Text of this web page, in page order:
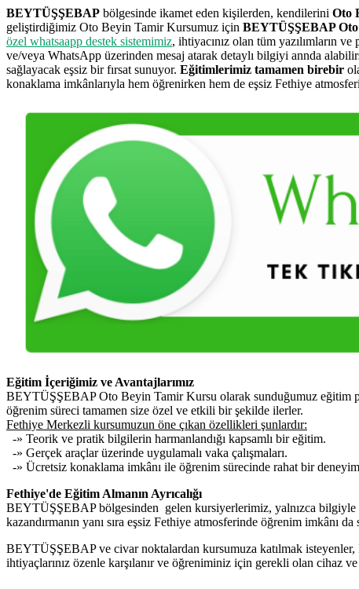
BEYTÜŞŞEBAP bölgesinde ikamet eden kişilerden, kendilerini Oto
geliştirdiğimiz Oto Beyin Tamir Kursumuz için BEYTÜŞŞEBAP
özel whatsaapp destek sistemimiz, ihtiyacınız olan tüm yazılımların
ve/veya WhatsApp üzerinden mesaj atarak detaylı bilgiyi annda
sağlayacak eşsiz bir fırsat sunuyor. Eğitimlerimiz tamamen birebir
konaklama imkânlarıyla hem öğrenirken hem de eşsiz Fethiye
Eğitim İçeriğimiz ve Avantajlarımız
BEYTÜŞŞEBAP Oto Beyin Tamir Kursu olarak sunduğumuz eğitim
öğrenim süreci tamamen size özel ve etkili bir şekilde ilerler.
Fethiye Merkezli kursumuzun öne çıkan özellikleri şunlardır:
-» Teorik ve pratik bilgilerin harmanlandığı kapsamlı bir eğitim.
-» Gerçek araçlar üzerinde uygulamalı vaka çalışmaları.
-» Ücretsiz konaklama imkânı ile öğrenim sürecinde rahat bir
Fethiye'de Eğitim Almanın Ayrıcalığı
BEYTÜŞŞEBAP bölgesinden gelen kursiyerlerimiz, yalnızca bilgiyle
kazandırmanın yanı sıra eşsiz Fethiye atmosferinde öğrenim imkânı da
BEYTÜŞŞEBAP ve civar noktalardan kursumuza katılmak
ihtiyaçlarınız özenle karşılanır ve öğreniminiz için gerekli olan cihaz ve